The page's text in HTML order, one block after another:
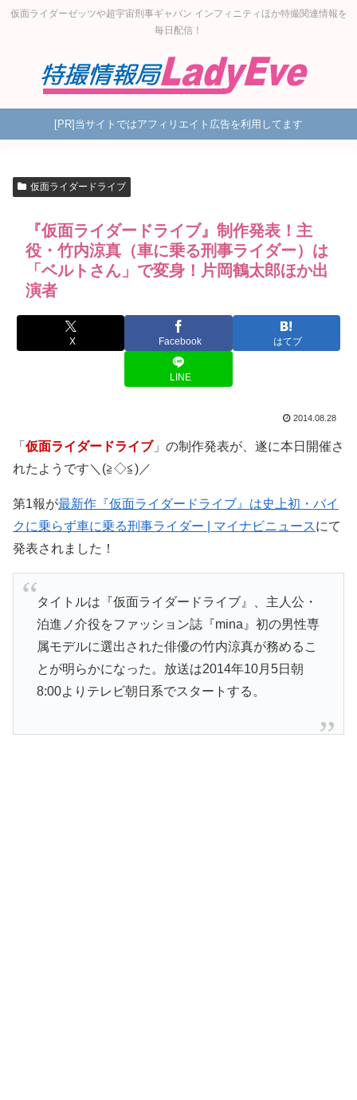
仮面ライダーゼッツや超宇宙刑事ギャバン インフィニティほか特撮関連情報を
毎日配信！
[PR]当サイトではアフィリエイト広告を利用してます
仮面ライダードライブ
『仮面ライダードライブ』制作発表！主
役・竹内涼真（車に乗る刑事ライダー）は
「ベルトさん」で変身！片岡鶴太郎ほか出
演者
X Facebook はてブ
LINE
2014.08.28
「 仮面ライダードライブ」の制作発表が、遂に本日開催さ
れたようです＼(≧◇≦)／
第1報が最新作『仮面ライダードライブ』は史上初・バイ
クに乗らず車に乗る刑事ライダー | マイナビニュースにて
発表されました！
タイトルは『仮面ライダードライブ』、主人公・
泊進ノ介役をファッション誌『mina』初の男性専
属モデルに選出された俳優の竹内涼真が務めるこ
とが明らかになった。放送は2014年10月5日朝
8:00よりテレビ朝日系でスタートする。